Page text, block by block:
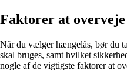
Faktorer at
Når du vælger hængelås, bør du
skal bruges, samt hvilket
nogle af de vigtigste faktorer at